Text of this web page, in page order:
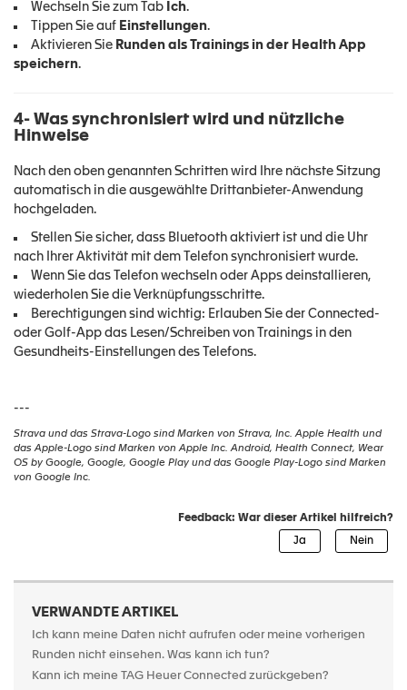
Wechseln Sie zum Tab Ich.
Tippen Sie auf Einstellungen.
Aktivieren Sie Runden als Trainings in der Health App
speichern.
4- Was synchronisiert wird und nützliche
Hinweise
Nach den oben genannten Schritten wird Ihre nächste Sitzung
automatisch in die ausgewählte Drittanbieter-Anwendung
hochgeladen.
Stellen Sie sicher, dass Bluetooth aktiviert ist und die Uhr
nach Ihrer Aktivität mit dem Telefon synchronisiert wurde.
Wenn Sie das Telefon wechseln oder Apps deinstallieren,
wiederholen Sie die Verknüpfungsschritte.
Berechtigungen sind wichtig: Erlauben Sie der Connected-
oder Golf-App das Lesen/Schreiben von Trainings in den
Gesundheits-Einstellungen des Telefons.
---
Strava und das Strava-Logo sind Marken von Strava, Inc. Apple Health und
das Apple-Logo sind Marken von Apple Inc. Android, Health Connect, Wear
OS by Google, Google, Google Play und das Google Play-Logo sind Marken
von Google Inc.
Feedback: War dieser Artikel hilfreich?
VERWANDTE ARTIKEL
Ich kann meine Daten nicht aufrufen oder meine vorherigen
Runden nicht einsehen. Was kann ich tun?
Kann ich meine TAG Heuer Connected zurückgeben?